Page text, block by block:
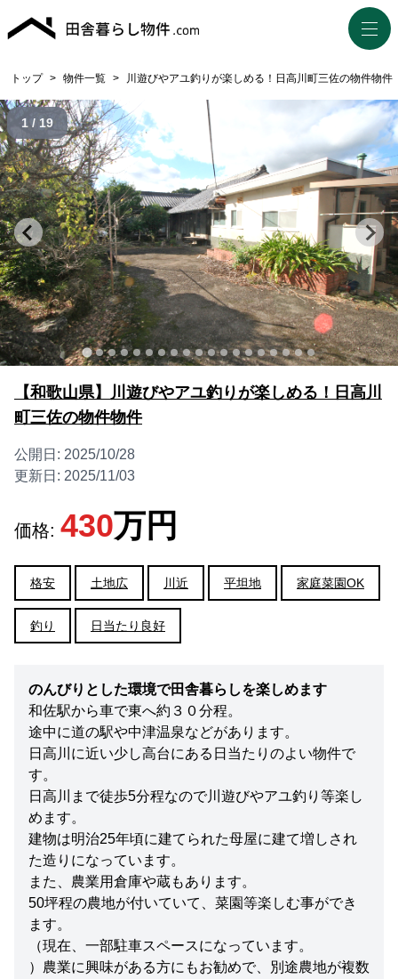
トップ > 物件一覧 > 川遊びやアユ釣りが楽しめる！日高川町三佐の物件物件
1 / 19
【和歌山県】川遊びやアユ釣りが楽しめる！日高川
町三佐の物件物件
公開日: 2025/10/28
更新日: 2025/11/03
価格: 430万円
格安 土地広 川近 平坦地 家庭菜園OK
釣り 日当たり良好
のんびりとした環境で田舎暮らしを楽しめます
和佐駅から車で東へ約３０分程。
途中に道の駅や中津温泉などがあります。
日高川に近い少し高台にある日当たりのよい物件で
す。
日高川まで徒歩5分程なので川遊びやアユ釣り等楽し
めます。
建物は明治25年頃に建てられた母屋に建て増しされ
た造りになっています。
また、農業用倉庫や蔵もあります。
50坪程の農地が付いていて、菜園等楽しむ事ができ
ます。
（現在、一部駐車スペースになっています。
）農業に興味がある方にもお勧めで、別途農地が複数